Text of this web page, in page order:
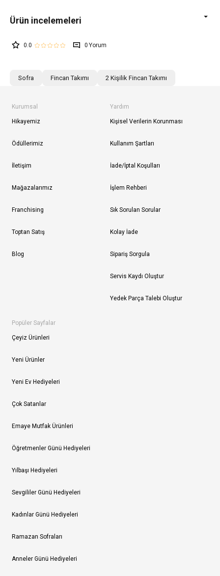
0.0 0
Sofra Fincan Takımı 2 Kişilik Fincan Takımı
Kurumsal
Hikayemiz
Ödüllerimiz
İletişim
Mağazalarımız
Franchising
Toptan Satış
Blog
Yardım
Kişisel Verilerin Korunması
Kullanım Şartları
İade/İptal Koşulları
İşlem Rehberi
Sık Sorulan Sorular
Kolay İade
Sipariş Sorgula
Servis Kaydı Oluştur
Yedek Parça Talebi Oluştur
Popüler Sayfalar
Çeyiz Ürünleri
Yeni Ürünler
Yeni Ev Hediyeleri
Çok Satanlar
Emaye Mutfak Ürünleri
Öğretmenler Günü Hediyeleri
Yılbaşı Hediyeleri
Sevgililer Günü Hediyeleri
Kadınlar Günü Hediyeleri
Ramazan Sofraları
Anneler Günü Hediyeleri